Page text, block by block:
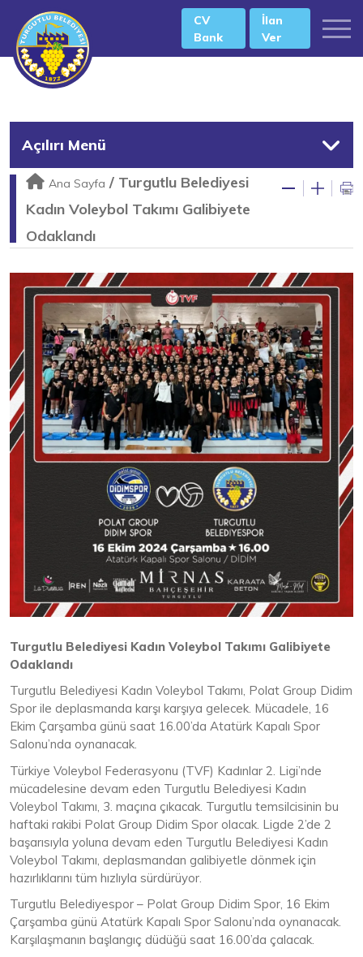
CV
Bank
İlan
Ver
Açılırı Menü
Ana Sayfa / Turgutlu Belediyesi
Kadın Voleybol Takımı Galibiyete
Odaklandı
Turgutlu Belediyesi Kadın Voleybol Takımı Galibiyete
Odaklandı
Turgutlu Belediyesi Kadın Voleybol Takımı, Polat Group Didim
Spor ile deplasmanda karşı karşıya gelecek. Mücadele, 16
Ekim Çarşamba günü saat 16.00’da Atatürk Kapalı Spor
Salonu’nda oynanacak.
Türkiye Voleybol Federasyonu (TVF) Kadınlar 2. Ligi’nde
mücadelesine devam eden Turgutlu Belediyesi Kadın
Voleybol Takımı, 3. maçına çıkacak. Turgutlu temsilcisinin bu
haftaki rakibi Polat Group Didim Spor olacak. Ligde 2’de 2
başarısıyla yoluna devam eden Turgutlu Belediyesi Kadın
Voleybol Takımı, deplasmandan galibiyetle dönmek için
hazırlıklarını tüm hızlıyla sürdürüyor.
Turgutlu Belediyespor – Polat Group Didim Spor, 16 Ekim
Çarşamba günü Atatürk Kapalı Spor Salonu’nda oynanacak.
Karşılaşmanın başlangıç düdüğü saat 16.00’da çalacak.